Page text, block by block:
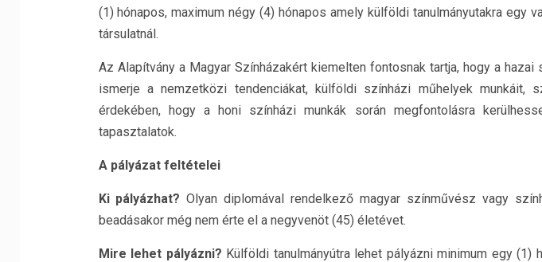
(1) hónapos, maximum négy (4) hónapos amely külföldi tanulmányutakra egy
társulatnál.
Az Alapítvány a Magyar Színházakért kiemelten fontosnak tartja, hogy a hazai
ismerje a nemzetközi tendenciákat, külföldi színházi műhelyek munkáit,
érdekében, hogy a honi színházi munkák során megfontolásra
tapasztalatok.
A pályázat feltételei
Ki pályázhat? Olyan diplomával rendelkező magyar színművész vagy
beadásakor még nem érte el a negyvenöt (45) életévet.
Mire lehet pályázni? Külföldi tanulmányútra lehet pályázni minimum egy (1)